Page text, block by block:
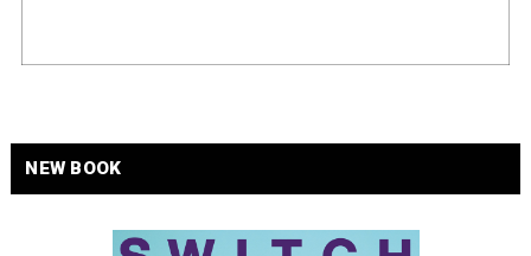
NEW BOOK